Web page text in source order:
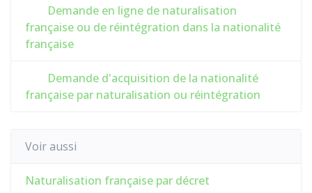
Demande en ligne de naturalisation
française ou de réintégration dans la nationalité
française
Demande d'acquisition de la nationalité
française par naturalisation ou réintégration
Voir aussi
Naturalisation française par décret